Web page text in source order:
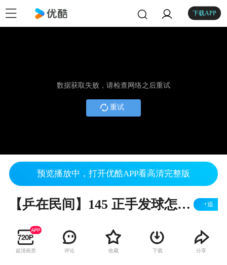
下载APP
数据获取失败，请检查网络之后重试
重试
预览播放中，打开优酷APP看高清完整版
【乒在民间】145 正手发球怎么才能发转？ +追
超清画质 评论 收藏 下载 分享